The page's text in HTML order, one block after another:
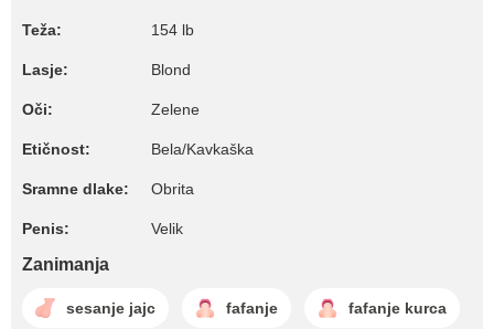
Teža: 154 lb
Lasje: Blond
Oči: Zelene
Etičnost: Bela/Kavkaška
Sramne dlake: Obrita
Penis: Velik
Zanimanja
sesanje jajc fafanje fafanje kurca